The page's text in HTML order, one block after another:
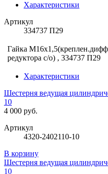
Характеристики
Артикул
334737 П29
Гайка
редуктора с/о) , 334737 П29
Характеристики
Шестерня ведущая
10
4 000 руб.
Артикул
4320-2402110-10
В корзину
Шестерня ведущая
10